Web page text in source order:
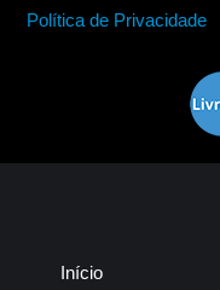
Política de Privacidade
Início